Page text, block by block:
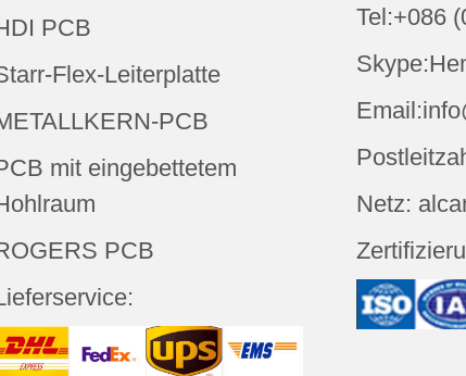
PCB
Flex-Leiterplatte
PCB
mit eingebettetem
PCB
Tel:+086
Netz: